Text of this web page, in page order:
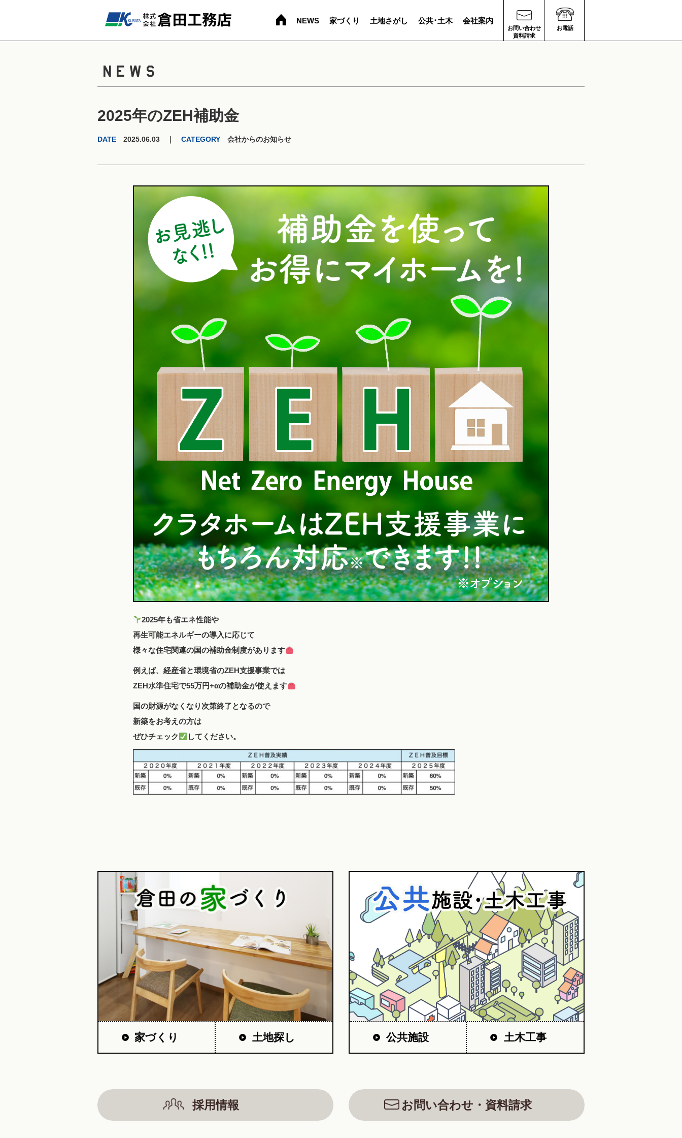
NEWS 家づくり 土地さがし 公共･土木 会社案内
お問い合わせ
資料請求
お電話
NEWS
2025年のZEH補助金
DATE 2025.06.03 ｜ CATEGORY 会社からのお知らせ
2025年も省エネ性能や
再生可能エネルギーの導入に応じて
様々な住宅関連の国の補助金制度があります
例えば、経産省と環境省のZEH支援事業では
ZEH水準住宅で55万円+αの補助金が使えます
国の財源がなくなり次第終了となるので
新築をお考えの方は
ぜひチェック
してください。
家づくり 土地探し 公共施設 土木工事
採用情報 お問い合わせ・資料請求